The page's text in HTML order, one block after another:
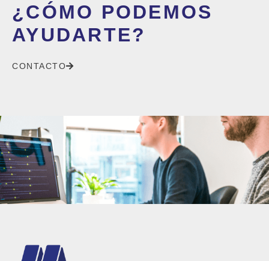
¿CÓMO PODEMOS
AYUDARTE?
CONTACTO